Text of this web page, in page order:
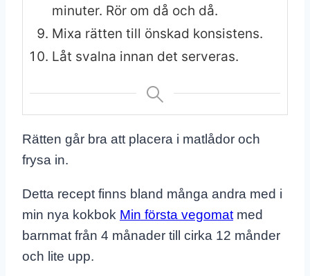
minuter. Rör om då och då.
Mixa rätten till önskad konsistens.
Låt svalna innan det serveras.
Rätten går bra att placera i matlådor och
frysa in.
Detta recept finns bland många andra med i
min nya kokbok Min första vegomat med
barnmat från 4 månader till cirka 12 månder
och lite upp.